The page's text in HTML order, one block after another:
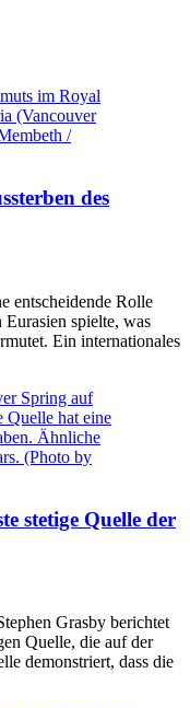
des
entscheidende Rolle
spielte, was
Ein internationales
stetige Quelle der
Grasby berichtet
Quelle, die auf der
demonstriert, dass die